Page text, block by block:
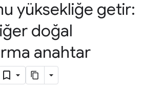
yüksekliğe getir:
doğal
anahtar